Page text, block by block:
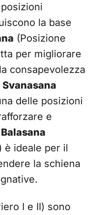
la base
(Posizione
per migliorare
consapevolezza
delle posizioni
e
Balasana
è ideale per il
la schiena
I e II) sono